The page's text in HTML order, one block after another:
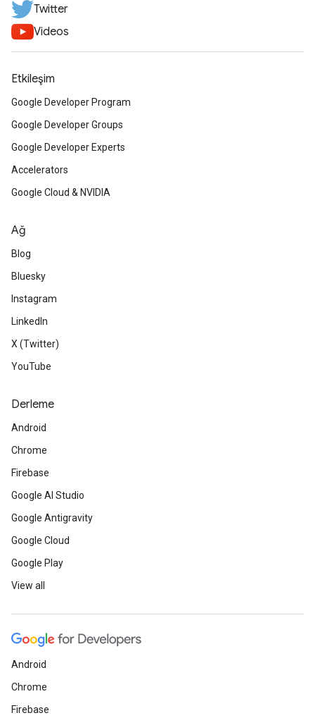
Twitter
Videos
Etkileşim
Google Developer Program
Google Developer Groups
Google Developer Experts
Accelerators
Google Cloud & NVIDIA
Ağ
Blog
Bluesky
Instagram
LinkedIn
X (Twitter)
YouTube
Derleme
Android
Chrome
Firebase
Google AI Studio
Google Antigravity
Google Cloud
Google Play
View all
Android
Chrome
Firebase